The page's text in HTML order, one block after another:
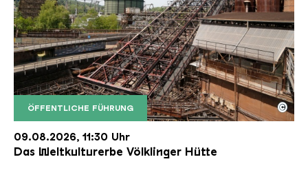
ÖFFENTLICHE FÜHRUNG
Der Erzschrägaufzug der Völklinger Hütte mit
Copyright: Weltkulturerbe Völklinger Hütte | Karl
©
09.08.2026, 11:30 Uhr
Das Weltkulturerbe Völklinger Hütte